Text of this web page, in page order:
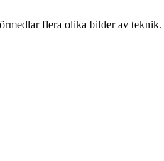
flera olika bilder av teknik.